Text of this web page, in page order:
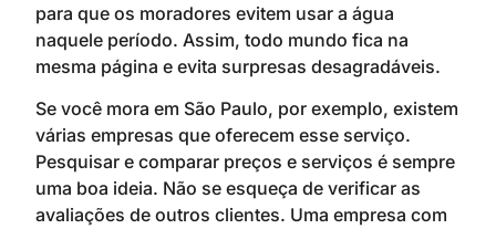
para que os moradores evitem usar a água
naquele período. Assim, todo mundo fica na
mesma página e evita surpresas desagradáveis.
Se você mora em São Paulo, por exemplo, existem
várias empresas que oferecem esse serviço.
Pesquisar e comparar preços e serviços é sempre
uma boa ideia. Não se esqueça de verificar as
avaliações de outros clientes. Uma empresa com